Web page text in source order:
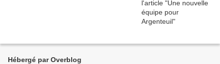
Hébergé par Overblog